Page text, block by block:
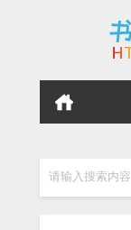
请输入搜索内容